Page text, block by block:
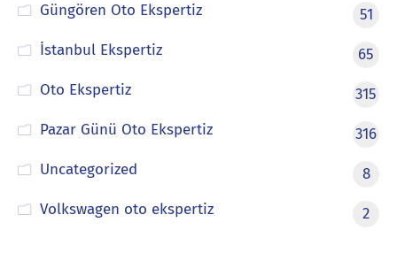
Güngören Oto Ekspertiz
51
İstanbul Ekspertiz
65
Oto Ekspertiz
315
Pazar Günü Oto Ekspertiz
316
Uncategorized
8
Volkswagen oto ekspertiz
2